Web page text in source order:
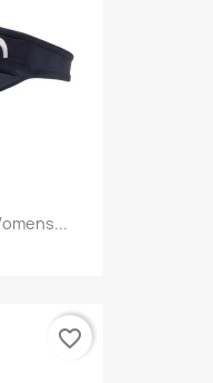
favorite_border